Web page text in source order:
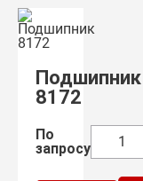
Подшипник
8172
По
запросу
1